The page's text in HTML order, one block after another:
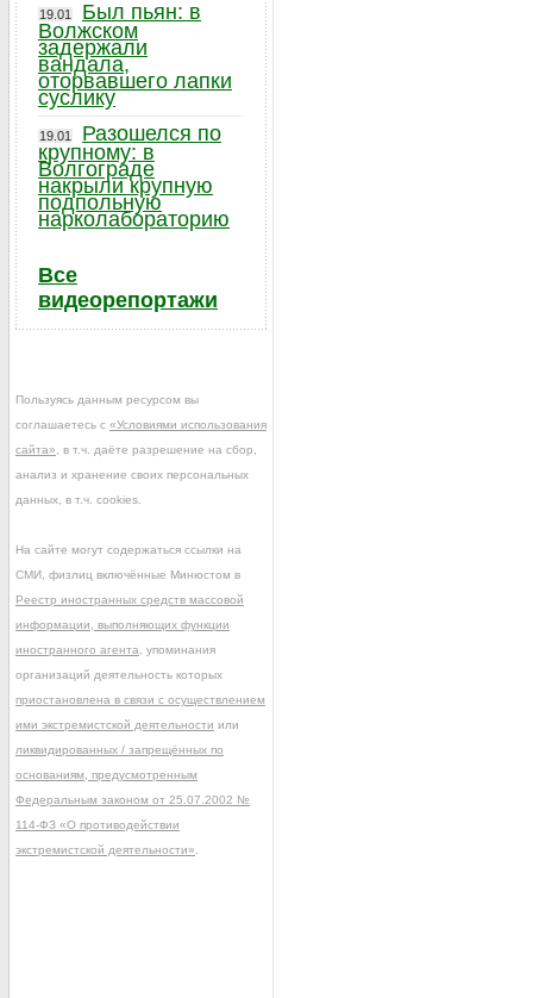
19.01
Был пьян: в
Волжском
задержали
вандала,
оторвавшего лапки
суслику
19.01
Разошелся по
крупному: в
Волгограде
накрыли крупную
подпольную
нарколабораторию
Все
видеорепортажи
Пользуясь данным ресурсом вы
соглашаетесь с «Условиями использования
сайта» , в т.ч. даёте разрешение на сбор,
анализ и хранение своих персональных
данных, в т.ч. cookies.
На сайте могут содержаться ссылки на
СМИ, физлиц включённые Минюстом в
Реестр иностранных средств массовой
информации, выполняющих функции
иностранного агента , упоминания
организаций деятельность которых
приостановлена в связи с осуществлением
ими экстремистской деятельности или
ликвидированных / запрещённых по
основаниям, предусмотренным
Федеральным законом от 25.07.2002 №
114-ФЗ «О противодействии
экстремистской деятельности»